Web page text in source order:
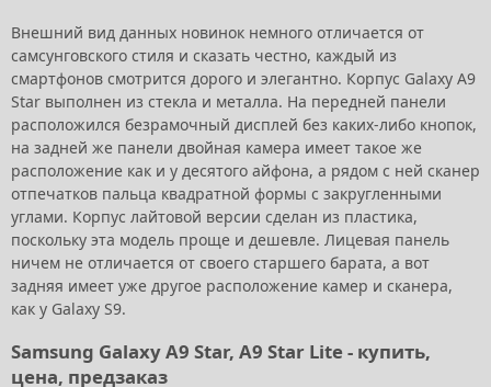
Внешний вид данных новинок немного отличается от
самсунговского стиля и сказать честно, каждый из
смартфонов смотрится дорого и элегантно. Корпус Galaxy A9
Star выполнен из стекла и металла. На передней панели
расположился безрамочный дисплей без каких-либо кнопок,
на задней же панели двойная камера имеет такое же
расположение как и у десятого айфона, а рядом с ней сканер
отпечатков пальца квадратной формы с закругленными
углами. Корпус лайтовой версии сделан из пластика,
поскольку эта модель проще и дешевле. Лицевая панель
ничем не отличается от своего старшего барата, а вот
задняя имеет уже другое расположение камер и сканера,
как у Galaxy S9.
Samsung Galaxy A9 Star, A9 Star Lite - купить,
цена, предзаказ